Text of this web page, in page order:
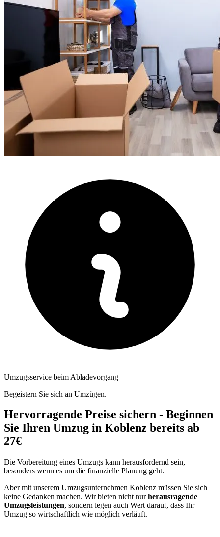
Umzugsservice beim Abladevorgang
Begeistern Sie sich an Umzügen.
Hervorragende Preise sichern - Beginnen
Sie Ihren Umzug in Koblenz bereits ab
27€
Die Vorbereitung eines Umzugs kann herausfordernd sein,
besonders wenn es um die finanzielle Planung geht.
Aber mit unserem Umzugsunternehmen Koblenz müssen Sie sich
keine Gedanken machen. Wir bieten nicht nurherausragende
Umzugsleistungen, sondern legen auch Wert darauf, dass Ihr
Umzug so wirtschaftlich wie möglich verläuft.